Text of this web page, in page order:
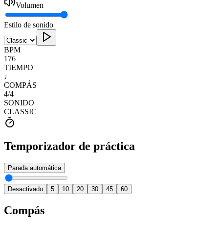
Volumen
Estilo de sonido
BPM
176
TIEMPO
♩
COMPÁS
4/4
SONIDO
CLASSIC
Temporizador de práctica
Parada automática
Desactivado 5 10 20 30 45 60
Compás